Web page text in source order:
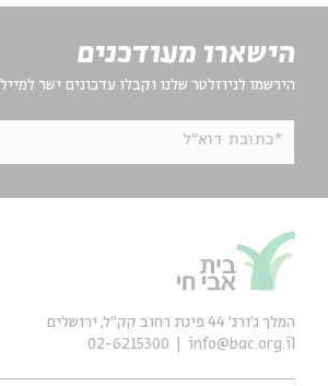
הישארו מעודכנים
הירשמו לניוזלטר שלנו וקבלו עדכונים ישר למייל
*כתובת דוא"ל
המלך ג'ורג' 44 פינת רחוב קק״ל, ירושלים
info@bac.org.il
02-6215300